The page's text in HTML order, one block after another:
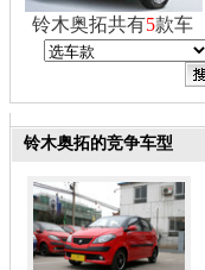
铃木奥拓共有5款车
铃木奥拓的竞争车型